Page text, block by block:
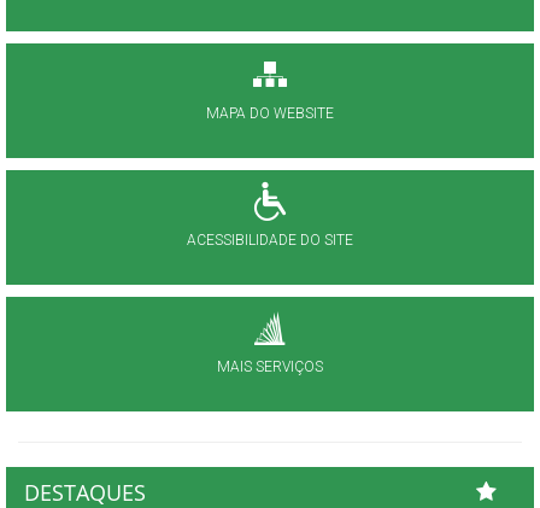
MAPA DO WEBSITE
ACESSIBILIDADE DO SITE
MAIS SERVIÇOS
DESTAQUES